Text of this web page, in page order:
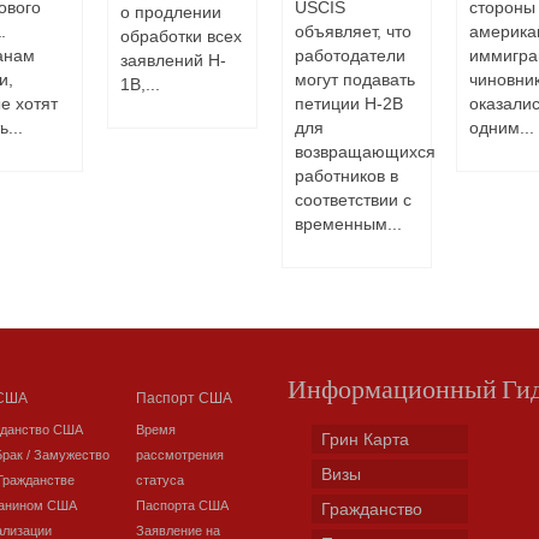
хотят
о продлении
обработки всех
заявлений H-
1B,...
USCIS
объявляет, что
работодатели
могут подавать
петиции H-2B
для
возвращающихся
работников в
соответствии с
временным...
стороны
одним...
США
/ Замужество
США
Паспорт США
Время
рассмотрения
статуса
Паспорта США
Заявление на
Информационный
Грин Карта
Визы
Гражданство